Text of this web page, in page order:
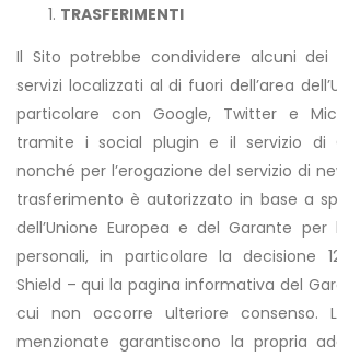
TRASFERIMENTI
Il Sito potrebbe condividere alcuni
servizi localizzati al di fuori dell’area
particolare con Google, Twitter e
tramite i social plugin e il servizio di
nonché per l’erogazione del servizio di
trasferimento è autorizzato in base a
dell’Unione Europea e del Garante
personali, in particolare la decisione
Shield – qui la pagina informativa del
cui non occorre ulteriore consenso.
menzionate garantiscono la propria